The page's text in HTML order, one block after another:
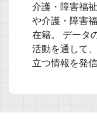
介護・障害福
や介護・障害
在籍。 データ
活動を通して
立つ情報を発